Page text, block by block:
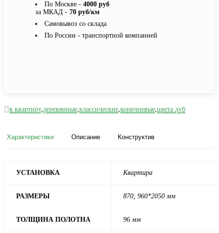
По Москве - 4000 руб
за МКАД - 70 руб/км
Самовывоз со склада
По России - транспортной компанией
в квартиру,деревянные,классические,коричневые,цвета дуб
Характеристики Описание Конструктив
УСТАНОВКА Квартира
РАЗМЕРЫ 870, 960*2050 мм
ТОЛЩИНА ПОЛОТНА 96 мм